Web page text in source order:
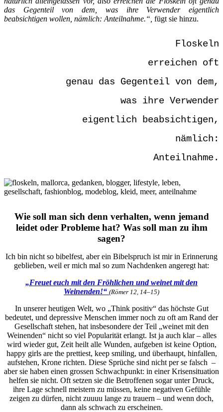
das Gegenteil von dem, was ihre Verwender eigentlich
beabsichtigen wollen, nämlich: Anteilnahme.“, fügt sie hinzu.
Floskeln
erreichen oft
genau das Gegenteil von dem,
was ihre Verwender
eigentlich beabsichtigen,
nämlich:
Anteilnahme.
Wie soll man sich denn verhalten, wenn jemand
leidet oder Probleme hat? Was soll man zu ihm
sagen?
Ich bin nicht so bibelfest, aber ein Bibelspruch ist mir in Erinnerung
geblieben, weil er mich mal so zum Nachdenken angeregt hat:
„Freuet euch mit den Fröhlichen und weinet mit den
Weinenden!“ (Römer 12, 14–15)
In unserer heutigen Welt, wo „Think positiv“ das höchste Gut
bedeutet, und depressive Menschen immer noch zu oft am Rand der
Gesellschaft stehen, hat insbesondere der Teil „weinet mit den
Weinenden“ nicht so viel Popularität erlangt. Ist ja auch klar – alles
wird wieder gut, Zeit heilt alle Wunden, aufgeben ist keine Option,
happy girls are the prettiest, keep smiling, und überhaupt, hinfallen,
aufstehen, Krone richten. Diese Sprüche sind nicht per se falsch –
aber sie haben einen grossen Schwachpunkt: in einer Krisensituation
helfen sie nicht. Oft setzen sie die Betroffenen sogar unter Druck,
ihre Lage schnell meistern zu müssen, keine negativen Gefühle
zeigen zu dürfen, nicht zuuuu lange zu trauern – und wenn doch,
dann als schwach zu erscheinen.